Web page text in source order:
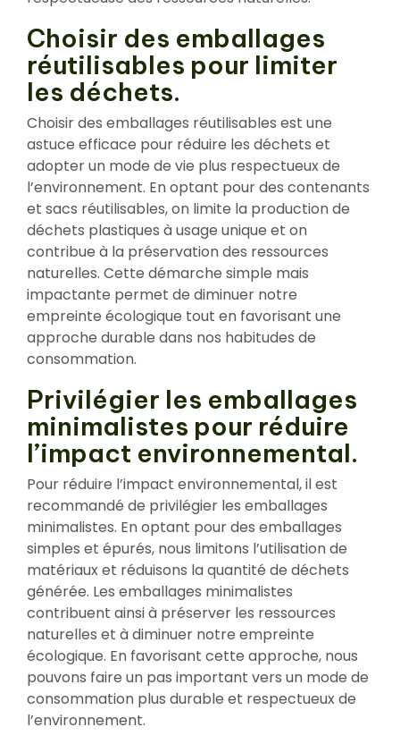
Choisir des emballages
réutilisables pour limiter
les déchets.
Choisir des emballages réutilisables est une
astuce efficace pour réduire les déchets et
adopter un mode de vie plus respectueux de
l’environnement. En optant pour des contenants
et sacs réutilisables, on limite la production de
déchets plastiques à usage unique et on
contribue à la préservation des ressources
naturelles. Cette démarche simple mais
impactante permet de diminuer notre
empreinte écologique tout en favorisant une
approche durable dans nos habitudes de
consommation.
Privilégier les emballages
minimalistes pour réduire
l’impact environnemental.
Pour réduire l’impact environnemental, il est
recommandé de privilégier les emballages
minimalistes. En optant pour des emballages
simples et épurés, nous limitons l’utilisation de
matériaux et réduisons la quantité de déchets
générée. Les emballages minimalistes
contribuent ainsi à préserver les ressources
naturelles et à diminuer notre empreinte
écologique. En favorisant cette approche, nous
pouvons faire un pas important vers un mode de
consommation plus durable et respectueux de
l’environnement.